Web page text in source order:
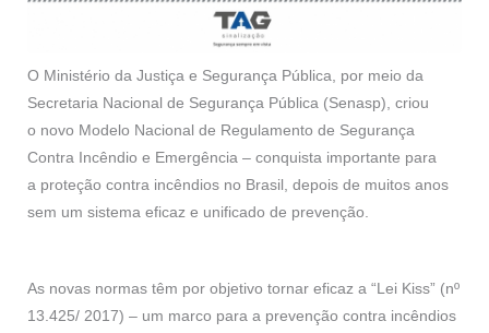
O Ministério da Justiça e Segurança Pública, por meio da
Secretaria Nacional de Segurança Pública (Senasp), criou
o novo Modelo Nacional de Regulamento de Segurança
Contra Incêndio e Emergência – conquista importante para
a proteção contra incêndios no Brasil, depois de muitos anos
sem um sistema eficaz e unificado de prevenção.
As novas normas têm por objetivo tornar eficaz a “Lei Kiss” (nº
13.425/ 2017) – um marco para a prevenção contra incêndios